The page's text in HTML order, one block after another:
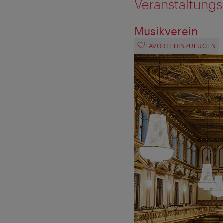
Musikverein
FAVORIT HINZUFÜGEN